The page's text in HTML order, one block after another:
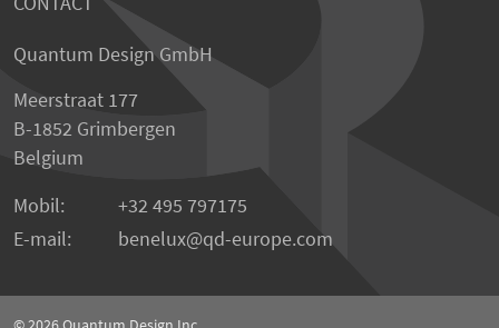
Quantum Design GmbH
Meerstraat 177
B-1852 Grimbergen
Belgium
Mobil:
+32 495 797175
E-mail:
benelux qd-europe.com